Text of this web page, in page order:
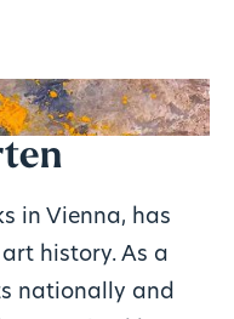
in Vienna, has
history. As a
nationally and